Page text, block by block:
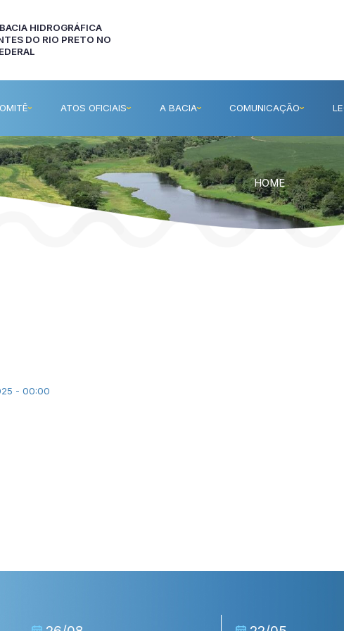
HIDROGRÁFICA
DO RIO PRETO NO
ATOS OFICIAIS A BACIA COMUNICAÇÃO
HOME
- 00:00